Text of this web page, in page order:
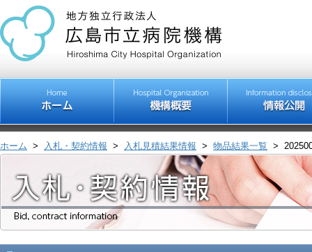
ホーム > 入札・契約情報 > 入札見積結果情報 > 物品結果一覧 >